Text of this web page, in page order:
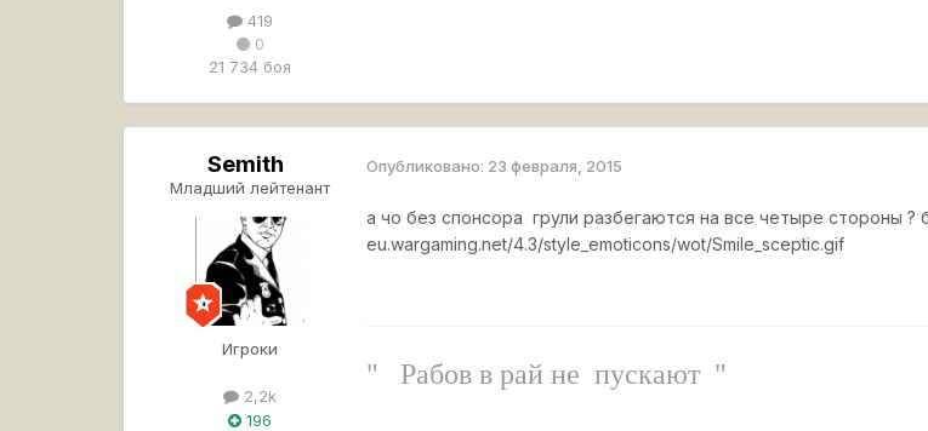
419
0
21 734 боя
Semith
Младший лейтенант
Игроки
2,2k
196
Опубликовано: 23 февраля, 2015
а чо без спонсора грули разбегаются на все четыре стороны ?
eu.wargaming.net/4.3/style_emoticons/wot/Smile_sceptic.gif
" Рабов в рай не пускают "